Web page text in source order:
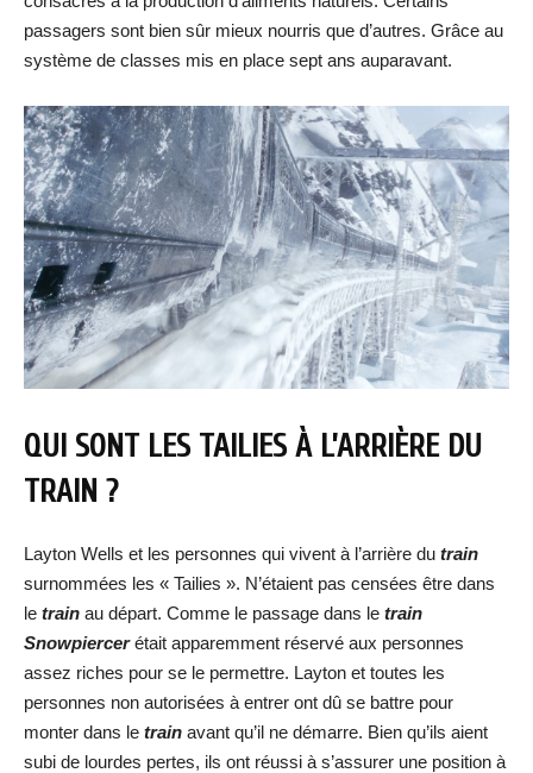
passagers sont bien sûr mieux nourris que d’autres. Grâce au
système de classes mis en place sept ans auparavant.
QUI SONT LES TAILIES À L’ARRIÈRE DU
TRAIN ?
Layton Wells et les personnes qui vivent à l’arrière du train
surnommées les « Tailies ». N’étaient pas censées être dans
le train au départ. Comme le passage dans le train
Snowpiercerétait apparemment réservé aux personnes
assez riches pour se le permettre. Layton et toutes les
personnes non autorisées à entrer ont dû se battre pour
monter dans le train avant qu’il ne démarre. Bien qu’ils aient
subi de lourdes pertes, ils ont réussi à s’assurer une position à